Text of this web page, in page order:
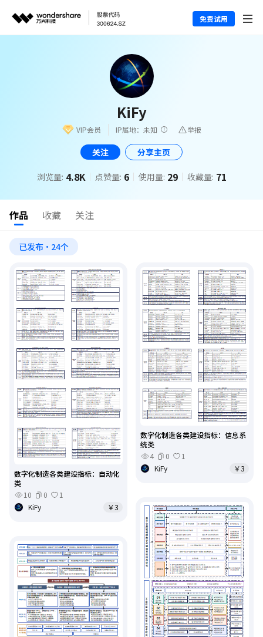
免费试用
KiFy
VIP会员 IP属地：未知 举报
关注 分享主页
浏览量: 4.8K 点赞量: 6 使用量: 29 收藏量: 71
作品 收藏 关注
已发布·24个
数字化制造各类建设指标：自动化
类
10
0
1
KiFy
￥3
数字化制造各类建设指标：信息系
统类
4
0
1
KiFy
￥3